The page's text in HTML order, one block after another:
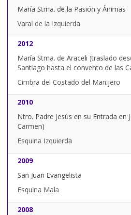
María Stma. de la Pasión y Ánimas
Varal de la Izquierda
2012
María Stma. de Araceli (traslado
Santiago hasta el convento de las
Cimbra del Costado del Manijero
2010
Ntro. Padre Jesús en su Entrada en
Carmen)
Esquina Izquierda
2009
San Juan Evangelista
Esquina Mala
2008